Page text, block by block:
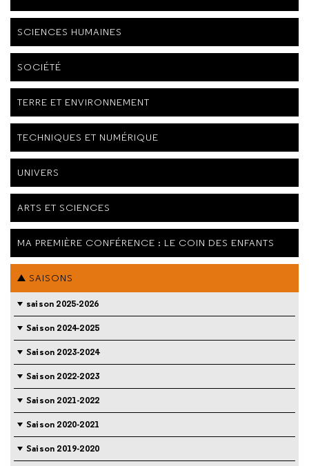
SCIENCES HUMAINES
SOCIÉTÉ
TERRE ET ENVIRONNEMENT
TECHNIQUES ET NUMÉRIQUE
UNIVERS
ARTS ET SCIENCES
MA PREMIÈRE CONFÉRENCE : LE COIN DES ENFANTS
SAISONS
saison 2025-2026
Saison 2024-2025
Saison 2023-2024
Saison 2022-2023
Saison 2021-2022
Saison 2020-2021
Saison 2019-2020